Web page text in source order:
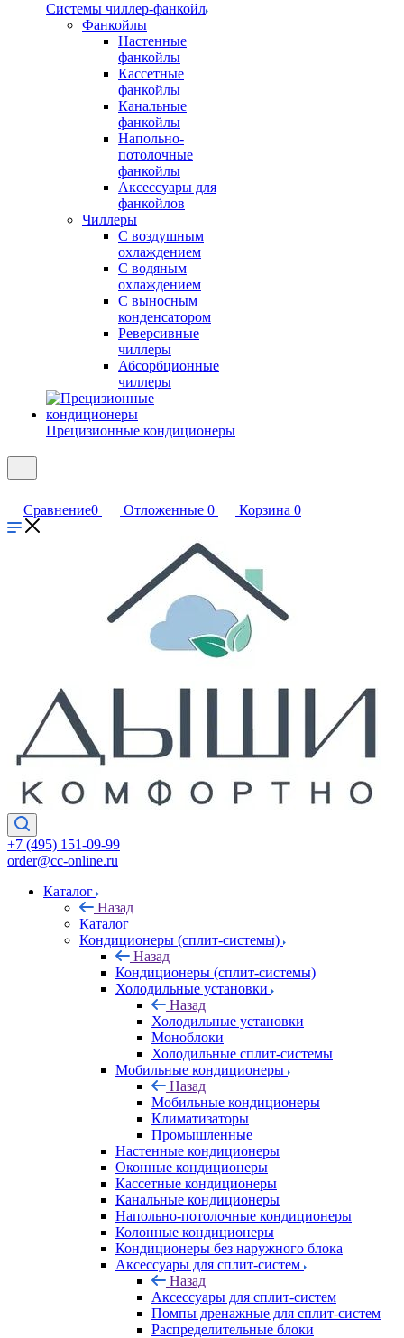
Системы чиллер-фанкойл
Фанкойлы
Настенные
фанкойлы
Кассетные
фанкойлы
Канальные
фанкойлы
Напольно-
потолочные
фанкойлы
Аксессуары для
фанкойлов
Чиллеры
С воздушным
охлаждением
С водяным
охлаждением
С выносным
конденсатором
Реверсивные
чиллеры
Абсорбционные
чиллеры
Прецизионные кондиционеры
Сравнение0 Отложенные 0 Корзина 0
+7 (495) 151-09-99
order@cc-online.ru
Каталог
Назад
Каталог
Кондиционеры (сплит-системы)
Назад
Кондиционеры (сплит-системы)
Холодильные установки
Назад
Холодильные установки
Моноблоки
Холодильные сплит-системы
Мобильные кондиционеры
Назад
Мобильные кондиционеры
Климатизаторы
Промышленные
Настенные кондиционеры
Оконные кондиционеры
Кассетные кондиционеры
Канальные кондиционеры
Напольно-потолочные кондиционеры
Колонные кондиционеры
Кондиционеры без наружного блока
Аксессуары для сплит-систем
Назад
Аксессуары для сплит-систем
Помпы дренажные для сплит-систем
Распределительные блоки